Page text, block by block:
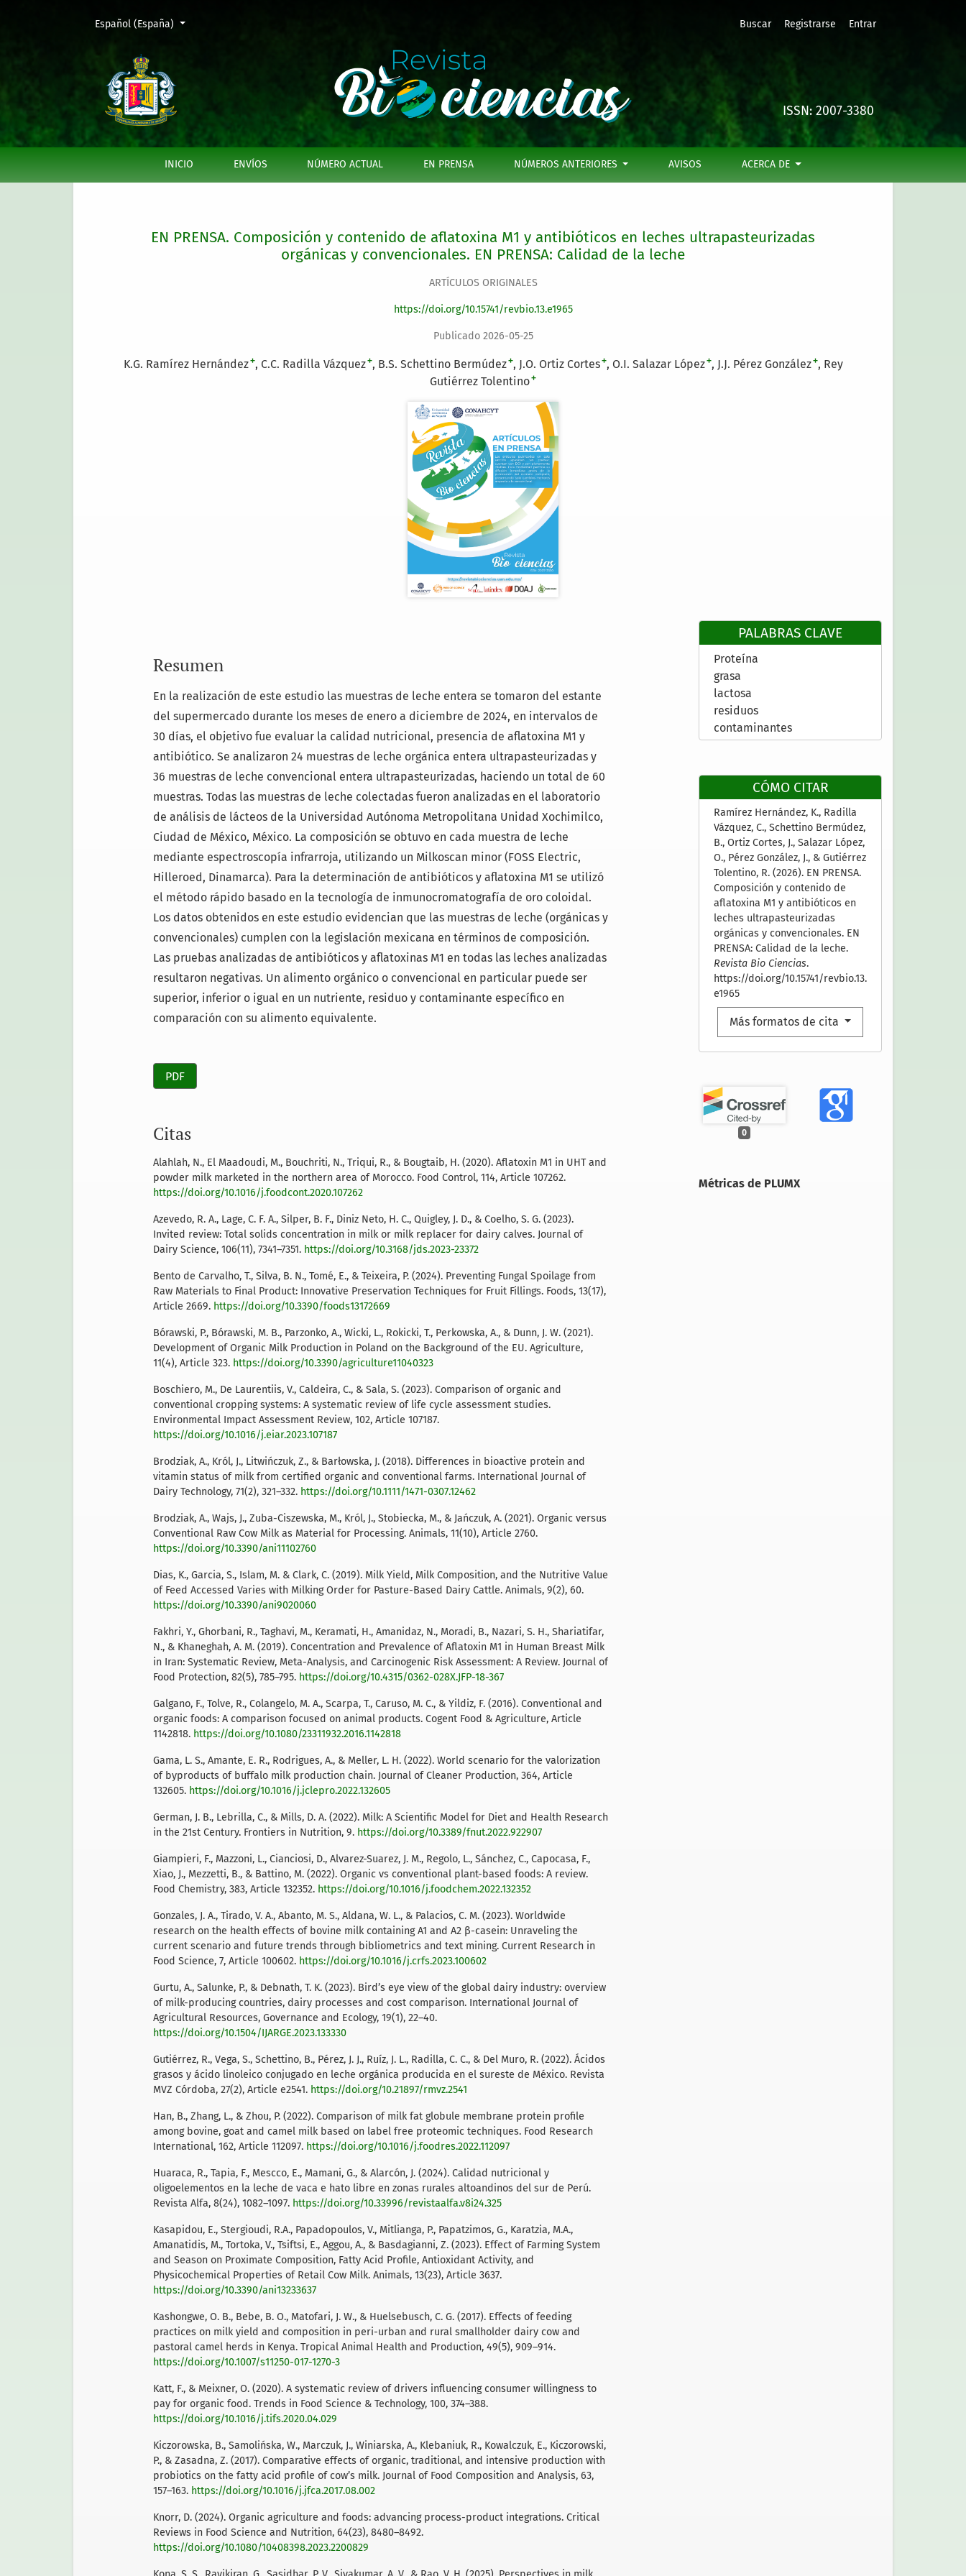
EN PRENSA. Composición y contenido de aflatoxina M1 y antibióticos en leches ultrapasteurizadas orgánicas y convencionales. EN PRENSA
ISSN: 2007-3380
Buscar Registrarse Entrar
Cambiar el idioma. El actual es:
Español (España)
INICIO ENVÍOS NÚMERO ACTUAL EN PRENSA NÚMEROS ANTERIORES AVISOS ACERCA DE
EN PRENSA. Composición y contenido de aflatoxina M1 y antibióticos en leches ultrapasteurizadas
orgánicas y convencionales. EN PRENSA: Calidad de la leche
ARTÍCULOS ORIGINALES
https://doi.org/10.15741/revbio.13.e1965
Publicado 2026-05-25
K.G. Ramírez Hernández+ C.C. Radilla Vázquez+ B.S. Schettino Bermúdez+ J.O. Ortiz Cortes+ O.I. Salazar López+ J.J. Pérez González+
Rey
Gutiérrez Tolentino+
PALABRAS CLAVE
Proteína
grasa
lactosa
residuos
contaminantes
CÓMO CITAR
Ramírez Hernández, K., Radilla
Vázquez, C., Schettino Bermúdez,
B., Ortiz Cortes, J., Salazar López,
O., Pérez González, J., & Gutiérrez
Tolentino, R. (2026). EN PRENSA.
Composición y contenido de
aflatoxina M1 y antibióticos en
leches ultrapasteurizadas
orgánicas y convencionales. EN
PRENSA: Calidad de la leche.
Revista Bio Ciencias.
https://doi.org/10.15741/revbio.13.
e1965
Más formatos de cita
0
Métricas de PLUMX
Resumen
En la realización de este estudio las muestras de leche entera se tomaron del estante
del supermercado durante los meses de enero a diciembre de 2024, en intervalos de
30 días, el objetivo fue evaluar la calidad nutricional, presencia de aflatoxina M1 y
antibiótico. Se analizaron 24 muestras de leche orgánica entera ultrapasteurizadas y
36 muestras de leche convencional entera ultrapasteurizadas, haciendo un total de 60
muestras. Todas las muestras de leche colectadas fueron analizadas en el laboratorio
de análisis de lácteos de la Universidad Autónoma Metropolitana Unidad Xochimilco,
Ciudad de México, México. La composición se obtuvo en cada muestra de leche
mediante espectroscopía infrarroja, utilizando un Milkoscan minor (FOSS Electric,
Hilleroed, Dinamarca). Para la determinación de antibióticos y aflatoxina M1 se utilizó
el método rápido basado en la tecnología de inmunocromatografía de oro coloidal.
Los datos obtenidos en este estudio evidencian que las muestras de leche (orgánicas y
convencionales) cumplen con la legislación mexicana en términos de composición.
Las pruebas analizadas de antibióticos y aflatoxinas M1 en todas las leches analizadas
resultaron negativas. Un alimento orgánico o convencional en particular puede ser
superior, inferior o igual en un nutriente, residuo y contaminante específico en
comparación con su alimento equivalente.
PDF
Citas
Alahlah, N., El Maadoudi, M., Bouchriti, N., Triqui, R., & Bougtaib, H. (2020). Aflatoxin M1 in UHT and
powder milk marketed in the northern area of Morocco. Food Control, 114, Article 107262.
https://doi.org/10.1016/j.foodcont.2020.107262
Azevedo, R. A., Lage, C. F. A., Silper, B. F., Diniz Neto, H. C., Quigley, J. D., & Coelho, S. G. (2023).
Invited review: Total solids concentration in milk or milk replacer for dairy calves. Journal of
Dairy Science, 106(11), 7341–7351. https://doi.org/10.3168/jds.2023-23372
Bento de Carvalho, T., Silva, B. N., Tomé, E., & Teixeira, P. (2024). Preventing Fungal Spoilage from
Raw Materials to Final Product: Innovative Preservation Techniques for Fruit Fillings. Foods, 13(17),
Article 2669. https://doi.org/10.3390/foods13172669
Bórawski, P., Bórawski, M. B., Parzonko, A., Wicki, L., Rokicki, T., Perkowska, A., & Dunn, J. W. (2021).
Development of Organic Milk Production in Poland on the Background of the EU. Agriculture,
11(4), Article 323. https://doi.org/10.3390/agriculture11040323
Boschiero, M., De Laurentiis, V., Caldeira, C., & Sala, S. (2023). Comparison of organic and
conventional cropping systems: A systematic review of life cycle assessment studies.
Environmental Impact Assessment Review, 102, Article 107187.
https://doi.org/10.1016/j.eiar.2023.107187
Brodziak, A., Król, J., Litwińczuk, Z., & Barłowska, J. (2018). Differences in bioactive protein and
vitamin status of milk from certified organic and conventional farms. International Journal of
Dairy Technology, 71(2), 321–332. https://doi.org/10.1111/1471-0307.12462
Brodziak, A., Wajs, J., Zuba-Ciszewska, M., Król, J., Stobiecka, M., & Jańczuk, A. (2021). Organic versus
Conventional Raw Cow Milk as Material for Processing. Animals, 11(10), Article 2760.
https://doi.org/10.3390/ani11102760
Dias, K., Garcia, S., Islam, M. & Clark, C. (2019). Milk Yield, Milk Composition, and the Nutritive Value
of Feed Accessed Varies with Milking Order for Pasture-Based Dairy Cattle. Animals, 9(2), 60.
https://doi.org/10.3390/ani9020060
Fakhri, Y., Ghorbani, R., Taghavi, M., Keramati, H., Amanidaz, N., Moradi, B., Nazari, S. H., Shariatifar,
N., & Khaneghah, A. M. (2019). Concentration and Prevalence of Aflatoxin M1 in Human Breast Milk
in Iran: Systematic Review, Meta-Analysis, and Carcinogenic Risk Assessment: A Review. Journal of
Food Protection, 82(5), 785–795. https://doi.org/10.4315/0362-028X.JFP-18-367
Galgano, F., Tolve, R., Colangelo, M. A., Scarpa, T., Caruso, M. C., & Yildiz, F. (2016). Conventional and
organic foods: A comparison focused on animal products. Cogent Food & Agriculture, Article
1142818. https://doi.org/10.1080/23311932.2016.1142818
Gama, L. S., Amante, E. R., Rodrigues, A., & Meller, L. H. (2022). World scenario for the valorization
of byproducts of buffalo milk production chain. Journal of Cleaner Production, 364, Article
132605. https://doi.org/10.1016/j.jclepro.2022.132605
German, J. B., Lebrilla, C., & Mills, D. A. (2022). Milk: A Scientific Model for Diet and Health Research
in the 21st Century. Frontiers in Nutrition, 9. https://doi.org/10.3389/fnut.2022.922907
Giampieri, F., Mazzoni, L., Cianciosi, D., Alvarez-Suarez, J. M., Regolo, L., Sánchez, C., Capocasa, F.,
Xiao, J., Mezzetti, B., & Battino, M. (2022). Organic vs conventional plant-based foods: A review.
Food Chemistry, 383, Article 132352. https://doi.org/10.1016/j.foodchem.2022.132352
Gonzales, J. A., Tirado, V. A., Abanto, M. S., Aldana, W. L., & Palacios, C. M. (2023). Worldwide
research on the health effects of bovine milk containing A1 and A2 β-casein: Unraveling the
current scenario and future trends through bibliometrics and text mining. Current Research in
Food Science, 7, Article 100602. https://doi.org/10.1016/j.crfs.2023.100602
Gurtu, A., Salunke, P., & Debnath, T. K. (2023). Bird’s eye view of the global dairy industry: overview
of milk-producing countries, dairy processes and cost comparison. International Journal of
Agricultural Resources, Governance and Ecology, 19(1), 22–40.
https://doi.org/10.1504/IJARGE.2023.133330
Gutiérrez, R., Vega, S., Schettino, B., Pérez, J. J., Ruíz, J. L., Radilla, C. C., & Del Muro, R. (2022). Ácidos
grasos y ácido linoleico conjugado en leche orgánica producida en el sureste de México. Revista
MVZ Córdoba, 27(2), Article e2541. https://doi.org/10.21897/rmvz.2541
Han, B., Zhang, L., & Zhou, P. (2022). Comparison of milk fat globule membrane protein profile
among bovine, goat and camel milk based on label free proteomic techniques. Food Research
International, 162, Article 112097. https://doi.org/10.1016/j.foodres.2022.112097
Huaraca, R., Tapia, F., Mescco, E., Mamani, G., & Alarcón, J. (2024). Calidad nutricional y
oligoelementos en la leche de vaca e hato libre en zonas rurales altoandinos del sur de Perú.
Revista Alfa, 8(24), 1082–1097. https://doi.org/10.33996/revistaalfa.v8i24.325
Kasapidou, E., Stergioudi, R.A., Papadopoulos, V., Mitlianga, P., Papatzimos, G., Karatzia, M.A.,
Amanatidis, M., Tortoka, V., Tsiftsi, E., Aggou, A., & Basdagianni, Z. (2023). Effect of Farming System
and Season on Proximate Composition, Fatty Acid Profile, Antioxidant Activity, and
Physicochemical Properties of Retail Cow Milk. Animals, 13(23), Article 3637.
https://doi.org/10.3390/ani13233637
Kashongwe, O. B., Bebe, B. O., Matofari, J. W., & Huelsebusch, C. G. (2017). Effects of feeding
practices on milk yield and composition in peri-urban and rural smallholder dairy cow and
pastoral camel herds in Kenya. Tropical Animal Health and Production, 49(5), 909–914.
https://doi.org/10.1007/s11250-017-1270-3
Katt, F., & Meixner, O. (2020). A systematic review of drivers influencing consumer willingness to
pay for organic food. Trends in Food Science & Technology, 100, 374–388.
https://doi.org/10.1016/j.tifs.2020.04.029
Kiczorowska, B., Samolińska, W., Marczuk, J., Winiarska, A., Klebaniuk, R., Kowalczuk, E., Kiczorowski,
P., & Zasadna, Z. (2017). Comparative effects of organic, traditional, and intensive production with
probiotics on the fatty acid profile of cow’s milk. Journal of Food Composition and Analysis, 63,
157–163. https://doi.org/10.1016/j.jfca.2017.08.002
Knorr, D. (2024). Organic agriculture and foods: advancing process-product integrations. Critical
Reviews in Food Science and Nutrition, 64(23), 8480–8492.
https://doi.org/10.1080/10408398.2023.2200829